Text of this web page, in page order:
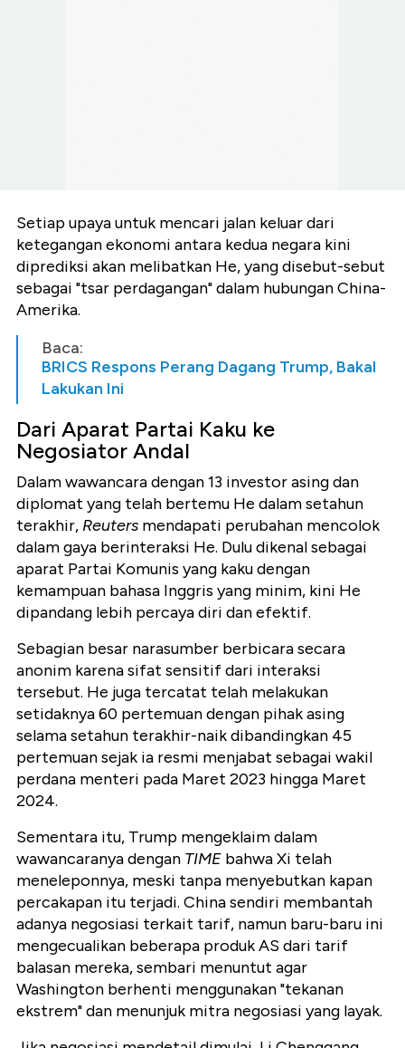
Setiap upaya untuk mencari jalan keluar dari
ketegangan ekonomi antara kedua negara kini
diprediksi akan melibatkan He, yang disebut-sebut
sebagai "tsar perdagangan" dalam hubungan China-
Amerika.
Baca:
BRICS Respons Perang Dagang Trump, Bakal
Lakukan Ini
Dari Aparat Partai Kaku ke
Negosiator Andal
Dalam wawancara dengan 13 investor asing dan
diplomat yang telah bertemu He dalam setahun
terakhir, Reuters mendapati perubahan mencolok
dalam gaya berinteraksi He. Dulu dikenal sebagai
aparat Partai Komunis yang kaku dengan
kemampuan bahasa Inggris yang minim, kini He
dipandang lebih percaya diri dan efektif.
Sebagian besar narasumber berbicara secara
anonim karena sifat sensitif dari interaksi
tersebut. He juga tercatat telah melakukan
setidaknya 60 pertemuan dengan pihak asing
selama setahun terakhir-naik dibandingkan 45
pertemuan sejak ia resmi menjabat sebagai wakil
perdana menteri pada Maret 2023 hingga Maret
2024.
Sementara itu, Trump mengeklaim dalam
wawancaranya dengan TIME bahwa Xi telah
meneleponnya, meski tanpa menyebutkan kapan
percakapan itu terjadi. China sendiri membantah
adanya negosiasi terkait tarif, namun baru-baru ini
mengecualikan beberapa produk AS dari tarif
balasan mereka, sembari menuntut agar
Washington berhenti menggunakan "tekanan
ekstrem" dan menunjuk mitra negosiasi yang layak.